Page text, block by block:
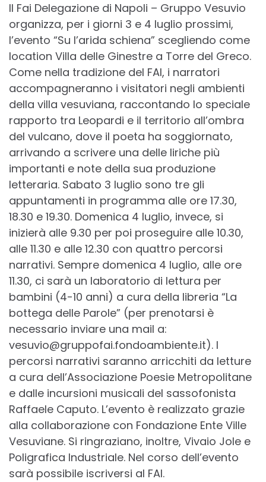
Il Fai Delegazione di Napoli – Gruppo Vesuvio
organizza, per i giorni 3 e 4 luglio prossimi,
l’evento “Su l’arida schiena” scegliendo come
location Villa delle Ginestre a Torre del Greco.
Come nella tradizione del FAI, i narratori
accompagneranno i visitatori negli ambienti
della villa vesuviana, raccontando lo speciale
rapporto tra Leopardi e il territorio all’ombra
del vulcano, dove il poeta ha soggiornato,
arrivando a scrivere una delle liriche più
importanti e note della sua produzione
letteraria. Sabato 3 luglio sono tre gli
appuntamenti in programma alle ore 17.30,
18.30 e 19.30. Domenica 4 luglio, invece, si
inizierà alle 9.30 per poi proseguire alle 10.30,
alle 11.30 e alle 12.30 con quattro percorsi
narrativi. Sempre domenica 4 luglio, alle ore
11.30, ci sarà un laboratorio di lettura per
bambini (4-10 anni) a cura della libreria “La
bottega delle Parole” (per prenotarsi è
necessario inviare una mail a:
vesuvio@gruppofai.fondoambiente.it). I
percorsi narrativi saranno arricchiti da letture
a cura dell’Associazione Poesie Metropolitane
e dalle incursioni musicali del sassofonista
Raffaele Caputo. L’evento è realizzato grazie
alla collaborazione con Fondazione Ente Ville
Vesuviane. Si ringraziano, inoltre, Vivaio Jole e
Poligrafica Industriale. Nel corso dell’evento
sarà possibile iscriversi al FAI.